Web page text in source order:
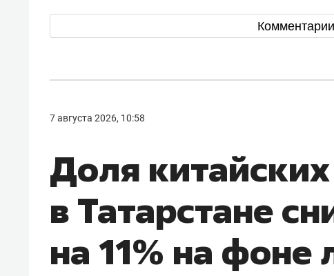
Комментарии
7 августа 2026, 10:58
Доля
в Татарстане
на 11% на фоне